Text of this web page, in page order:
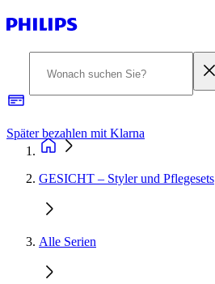
Später bezahlen mit Klarna
GESICHT – Styler und Pflegesets
Alle Serien